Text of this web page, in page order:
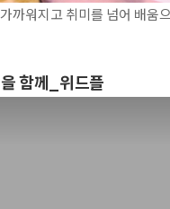
까워지고 취미를 넘어 배움
함께_위드플